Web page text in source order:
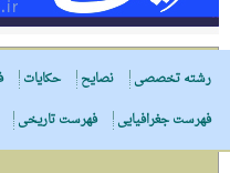
رشته تخصصی
نصایح حکایات
فهرست جغرافیایی
فهرست تاریخی